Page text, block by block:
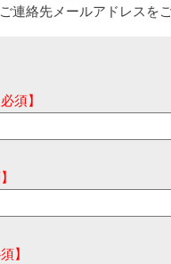
連絡先メールアドレスを
必須】
】